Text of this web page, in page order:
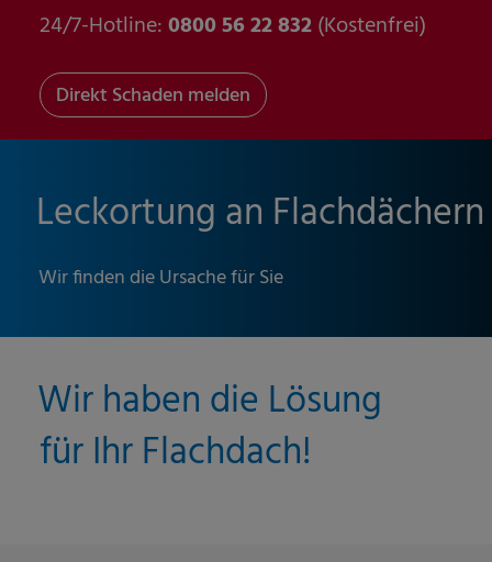
Leckortung an Flachdächern
Wir finden die Ursache für Sie
24/7-Hotline:0800 56 22 832(Kostenfrei)
Direkt Schaden melden
Wir haben die Lösung
für Ihr Flachdach!